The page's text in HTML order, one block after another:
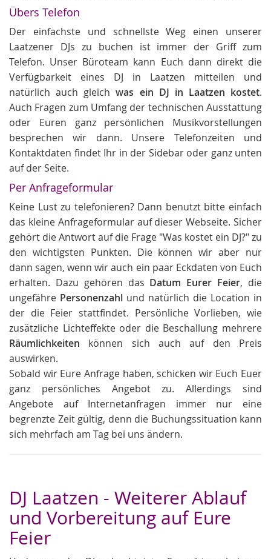
Übers Telefon
Der einfachste und schnellste Weg einen unserer
Laatzener DJs zu buchen ist immer der Griff zum
Telefon. Unser Büroteam kann Euch dann direkt die
Verfügbarkeit eines DJ in Laatzen mitteilen und
natürlich auch gleichwas ein DJ in Laatzen kostet.
Auch Fragen zum Umfang der technischen Ausstattung
oder Euren ganz persönlichen Musikvorstellungen
besprechen wir dann. Unsere Telefonzeiten und
Kontaktdaten findet Ihr in der Sidebar oder ganz unten
auf der Seite.
Per Anfrageformular
Keine Lust zu telefonieren? Dann benutzt bitte einfach
das kleine Anfrageformular auf dieser Webseite. Sicher
gehört die Antwort auf die Frage "Was kostet ein DJ?" zu
den wichtigsten Punkten. Die können wir aber nur
dann sagen, wenn wir auch ein paar Eckdaten von Euch
erhalten. Dazu gehören das Datum Eurer Feier, die
ungefähre Personenzahl und natürlich die Location in
der die Feier stattfindet. Persönliche Vorlieben, wie
zusätzliche Lichteffekte oder die Beschallung mehrere
Räumlichkeiten können sich auch auf den Preis
auswirken.
Sobald wir Eure Anfrage haben, schicken wir Euch Euer
ganz persönliches Angebot zu. Allerdings sind
Angebote auf Internetanfragen immer nur eine
begrenzte Zeit gültig, denn die Buchungssituation kann
sich mehrfach am Tag bei uns ändern.
DJ Laatzen - Weiterer Ablauf
und Vorbereitung auf Eure
Feier